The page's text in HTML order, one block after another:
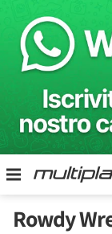
Rowdy